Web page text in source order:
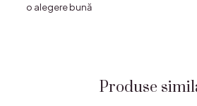
o alegere bună
Produse